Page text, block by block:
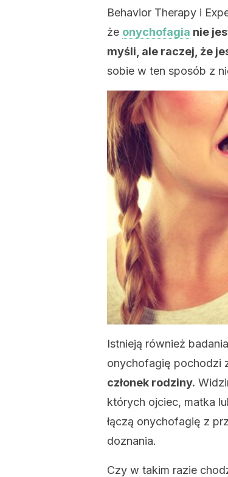
Behavior Therapy i
że onychofagia nie
myśli, ale raczej, że
sobie w ten sposób z
Istnieją również
onychofagię pochodzi
członek rodziny.
których ojciec, matka
łączą onychofagię z
doznania.
Czy w takim razie